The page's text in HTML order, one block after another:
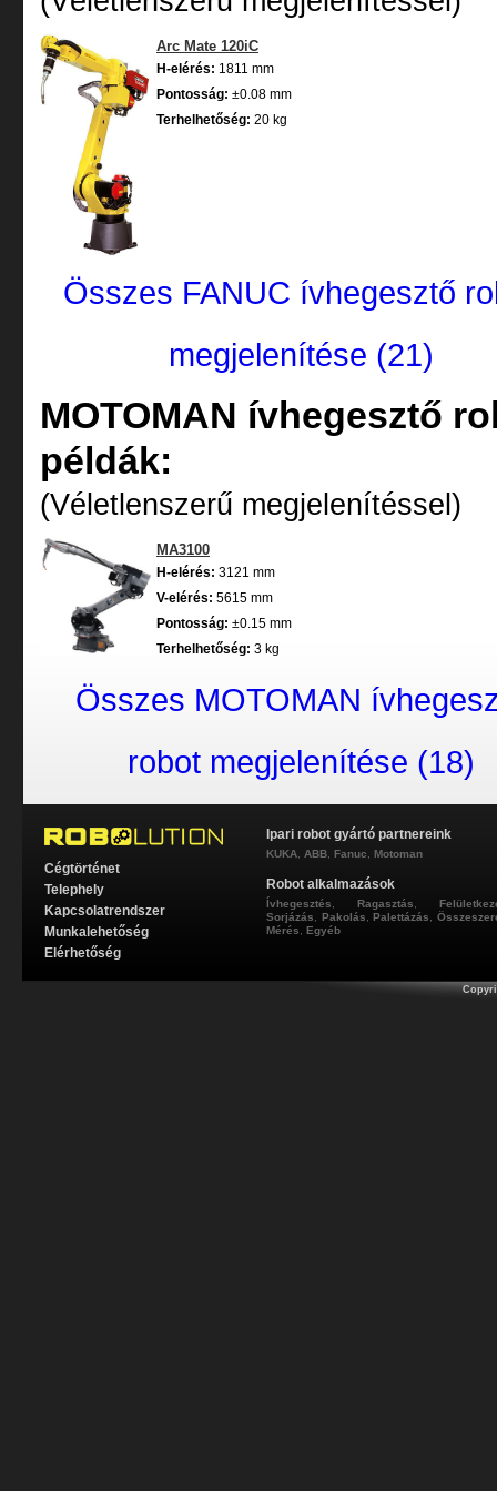
Arc Mate 120iC
H-elérés: 1811 mm
Pontosság: ±0.08 mm
Terhelhetőség: 20 kg
Összes FANUC ívhegesztő
megjelenítése (21)
MOTOMAN ívhegesztő
példák:
(Véletlenszerű megjelenítéssel)
MA3100
H-elérés: 3121 mm
V-elérés: 5615 mm
Pontosság: ±0.15 mm
Terhelhetőség: 3 kg
Összes MOTOMAN
robot megjelenítése (18)
Cégtörténet
Telephely
Kapcsolatrendszer
Munkalehetőség
Elérhetőség
Ipari robot gyártó partnereink
KUKA, ABB, Fanuc, Motoman
Robot alkalmazások
Ívhegesztés, Ragasztás,
Sorjázás, Pakolás, Palettázás,
Mérés, Egyéb